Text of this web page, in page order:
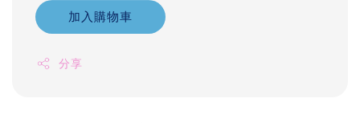
加入購物車
分享